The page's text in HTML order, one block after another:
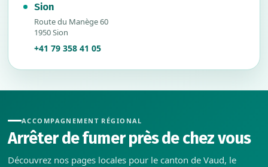
Sion
Route du Manège 60
1950 Sion
+41 79 358 41 05
ACCOMPAGNEMENT RÉGIONAL
Arrêter de fumer près de chez vous
Découvrez nos pages locales pour le canton de Vaud, le